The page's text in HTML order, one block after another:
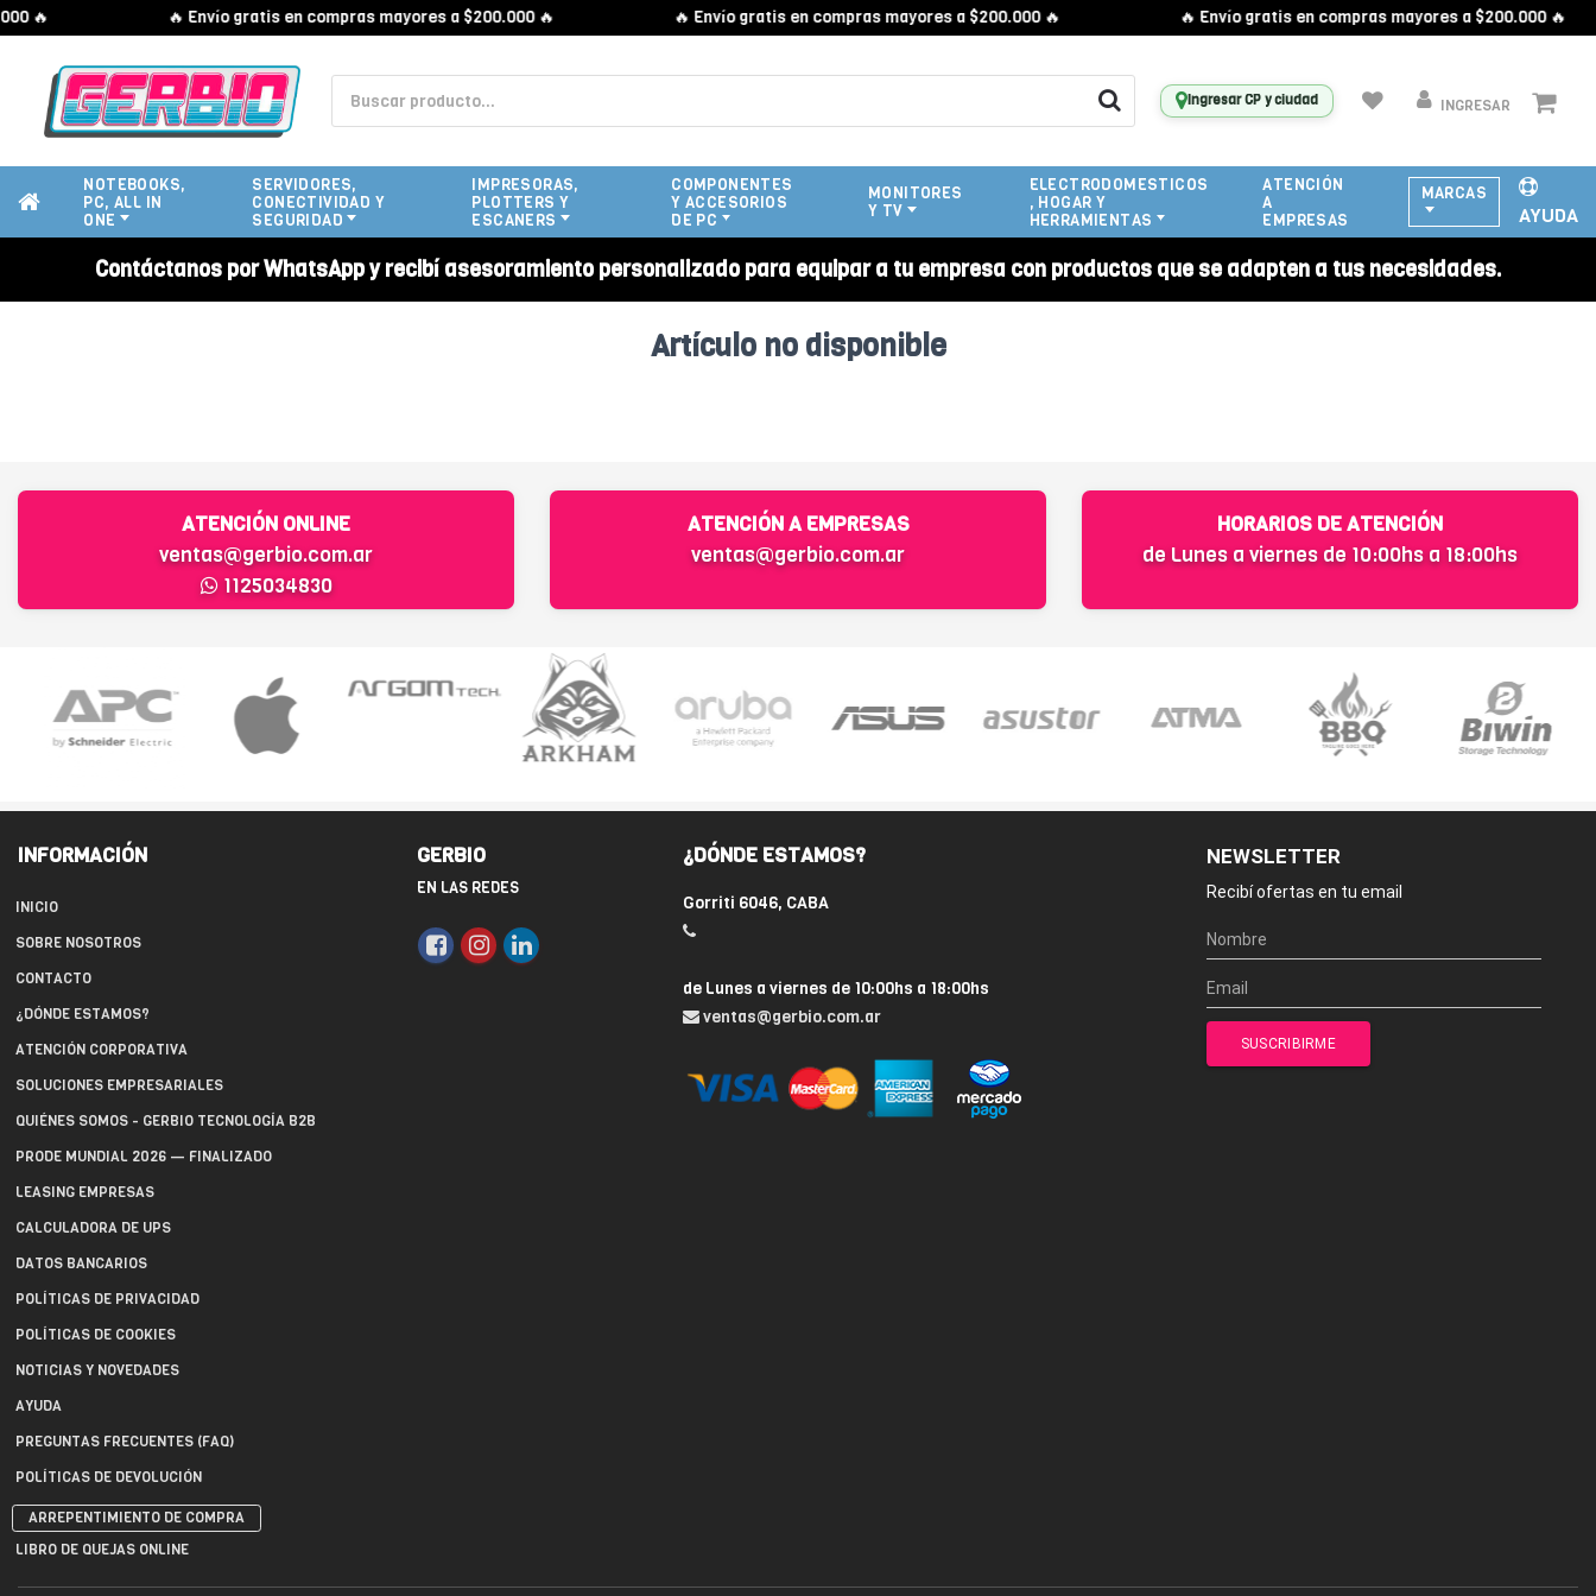
🔥 🔥 Envío gratis en compras mayores a $200.000 🔥 🔥 Envío gratis en compras mayores a $200.000 🔥 🔥 Envío gratis en compras mayores a $200.000 🔥
Ingresar CP y ciudad INGRESAR
NOTEBOOKS,
PC, ALL IN
ONE
SERVIDORES,
CONECTIVIDAD Y
SEGURIDAD
IMPRESORAS,
PLOTTERS Y
ESCANERS
COMPONENTES
Y ACCESORIOS
DE PC
MONITORES
Y TV
ELECTRODOMESTICOS
, HOGAR Y
HERRAMIENTAS
ATENCIÓN
A
EMPRESAS
MARCAS
AYUDA
Contáctanos por WhatsApp y recibí asesoramiento personalizado para equipar a tu empresa con productos que se adapten a tus necesidades.
Artículo no disponible
ATENCIÓN ONLINE
ventas@gerbio.com.ar
1125034830
ATENCIÓN A EMPRESAS
ventas@gerbio.com.ar
HORARIOS DE ATENCIÓN
de Lunes a viernes de 10:00hs a 18:00hs
INFORMACIÓN
INICIO
SOBRE NOSOTROS
CONTACTO
¿DÓNDE ESTAMOS?
ATENCIÓN CORPORATIVA
SOLUCIONES EMPRESARIALES
QUIÉNES SOMOS - GERBIO TECNOLOGÍA B2B
PRODE MUNDIAL 2026 — FINALIZADO
LEASING EMPRESAS
CALCULADORA DE UPS
DATOS BANCARIOS
POLÍTICAS DE PRIVACIDAD
POLÍTICAS DE COOKIES
NOTICIAS Y NOVEDADES
AYUDA
PREGUNTAS FRECUENTES (FAQ)
POLÍTICAS DE DEVOLUCIÓN
ARREPENTIMIENTO DE COMPRA
LIBRO DE QUEJAS ONLINE
GERBIO
EN LAS REDES
¿DÓNDE ESTAMOS?
Gorriti 6046, CABA
de Lunes a viernes de 10:00hs a 18:00hs
ventas@gerbio.com.ar
NEWSLETTER
Recibí ofertas en tu email